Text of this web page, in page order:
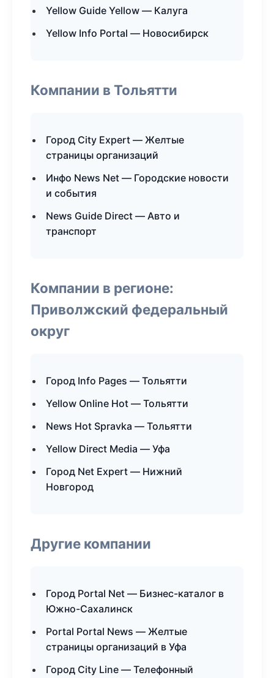
Yellow Guide Yellow — Калуга
Yellow Info Portal — Новосибирск
Компании в Тольятти
Город City Expert — Желтые
страницы организаций
Инфо News Net — Городские новости
и события
News Guide Direct — Авто и
транспорт
Компании в регионе:
Приволжский федеральный
округ
Город Info Pages — Тольятти
Yellow Online Hot — Тольятти
News Hot Spravka — Тольятти
Yellow Direct Media — Уфа
Город Net Expert — Нижний
Новгород
Другие компании
Город Portal Net — Бизнес-каталог в
Южно-Сахалинск
Portal Portal News — Желтые
страницы организаций в Уфа
Город City Line — Телефонный